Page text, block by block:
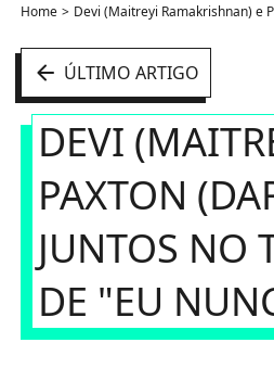
Home Devi (Maitreyi Ramakrishnan) e
arrow_left ÚLTIMO ARTIGO
DEVI
PAXTON
JUNTOS NO
DE "EU